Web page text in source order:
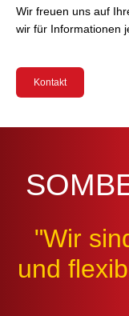
Wir freuen uns auf
wir für Informationen
Kontakt
"Wir
und